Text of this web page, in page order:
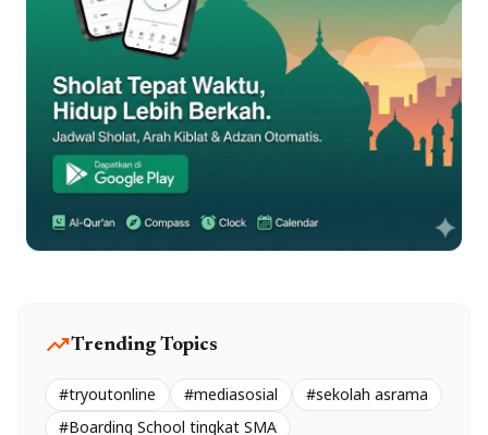
trending_upTrending Topics
#tryoutonline #mediasosial
#sekolah asrama
#Boarding School tingkat SMA